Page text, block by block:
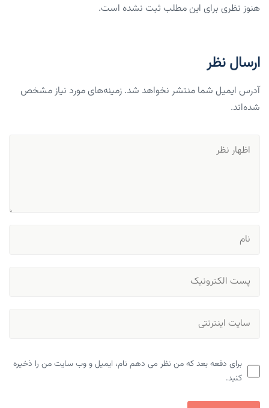
هنوز نظری برای این مطلب ثبت نشده است.
ارسال نظر
آدرس ایمیل شما منتشر نخواهد شد. زمینه‌های مورد نیاز مشخص
شده‌اند.
برای دفعه بعد که من نظر می دهم نام، ایمیل و وب سایت من را ذخیره
کنید.